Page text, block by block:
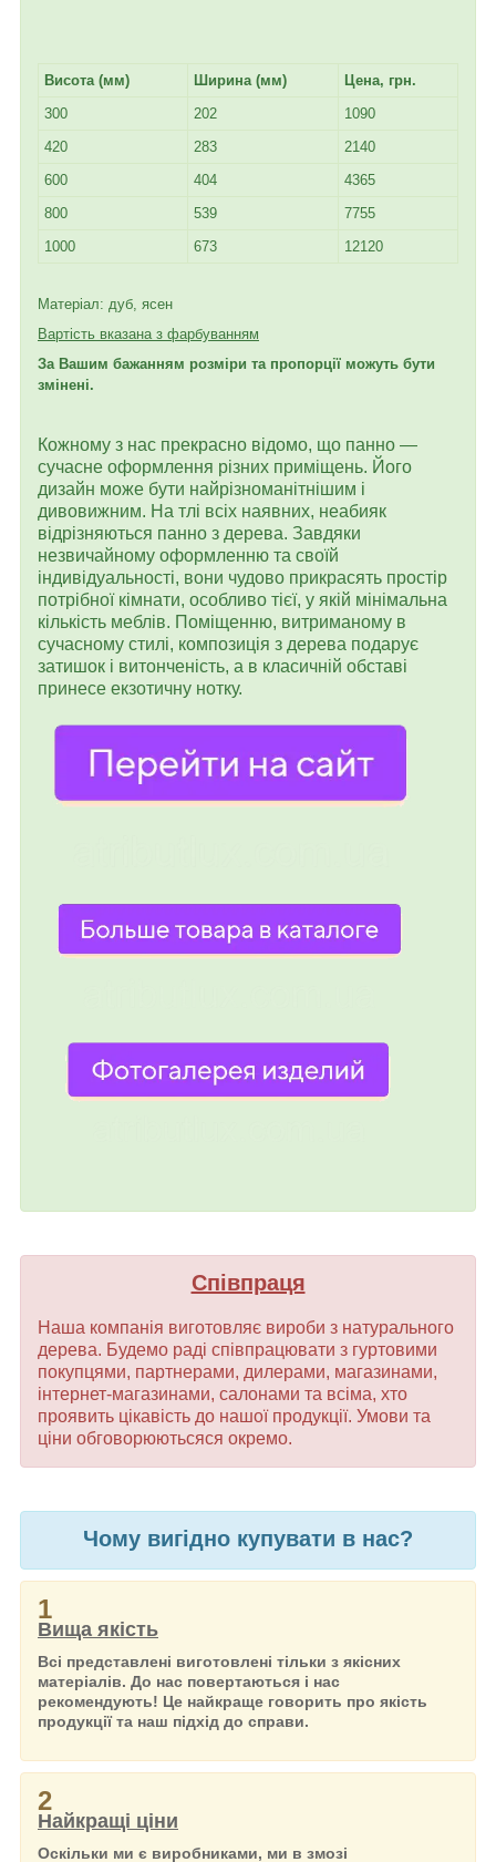
Висота (мм) Ширина (мм)
Цена, грн.
300
202
1090
420
283
2140
600
404
4365
800
539
7755
1000
673 12120
Матеріал: дуб, ясен
Вартість вказана з фарбуванням
За Вашим бажанням розміри та пропорції можуть бути
змінені.
Кожному з нас прекрасно відомо, що панно —
сучасне оформлення різних приміщень. Його
дизайн може бути найрізноманітнішим і
дивовижним. На тлі всіх наявних, неабияк
відрізняються панно з дерева. Завдяки
незвичайному оформленню та своїй
індивідуальності, вони чудово прикрасять простір
потрібної кімнати, особливо тієї, у якій мінімальна
кількість меблів. Поміщенню, витриманому в
сучасному стилі, композиція з дерева подарує
затишок і витонченість, а в класичній обставі
принесе екзотичну нотку.
Співпраця
Наша компанія виготовляє вироби з натурального
дерева. Будемо раді співпрацювати з гуртовими
покупцями, партнерами, дилерами, магазинами,
інтернет-магазинами, салонами та всіма, хто
проявить цікавість до нашої продукції. Умови та
ціни обговорюютьсяся окремо.
Чому вигідно купувати в нас?
1
Вища якість
Всі представлені виготовлені тільки з якісних
матеріалів. До нас повертаються і нас
рекомендують! Це найкраще говорить про якість
продукції та наш підхід до справи.
2
Найкращі ціни
Оскільки ми є виробниками, ми в змозі